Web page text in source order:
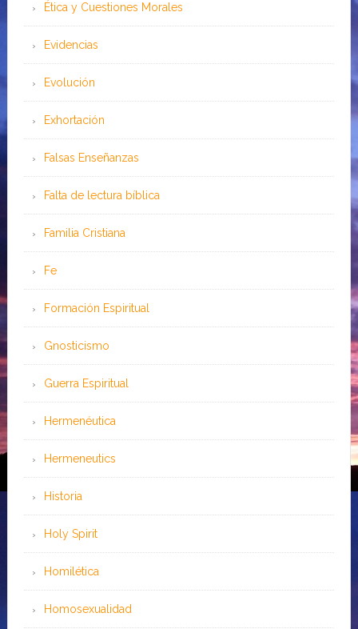
Ética y Cuestiones Morales
Evidencias
Evolución
Exhortación
Falsas Enseñanzas
Falta de lectura bíblica
Familia Cristiana
Fe
Formación Espiritual
Gnosticismo
Guerra Espiritual
Hermenéutica
Hermeneutics
Historia
Holy Spirit
Homilética
Homosexualidad